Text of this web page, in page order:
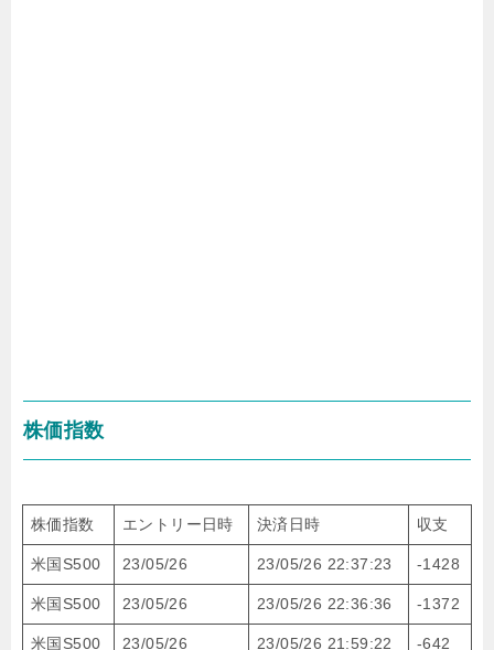
株価指数
株価指数 エントリー日時 決済日時 収支
米国S500 23/05/26 23/05/26 22:37:23 -1428
米国S500 23/05/26 23/05/26 22:36:36 -1372
米国S500 23/05/26 23/05/26 21:59:22 -642